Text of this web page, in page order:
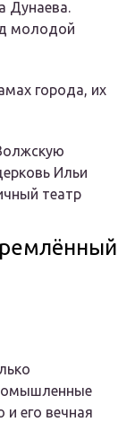
Дунаева.
молодой
города, их
Ильи
театр
и его вечная